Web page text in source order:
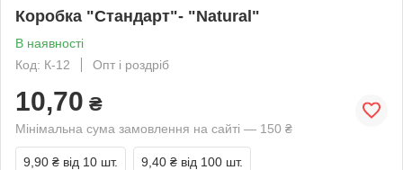
Коробка "Стандарт"- "Natural"
В наявності
Код: К-12
Опт і роздріб
10,70 ₴
Мінімальна сума замовлення на сайті — 150 ₴
9,90 ₴ від 10 шт. 9,40 ₴ від 100 шт.